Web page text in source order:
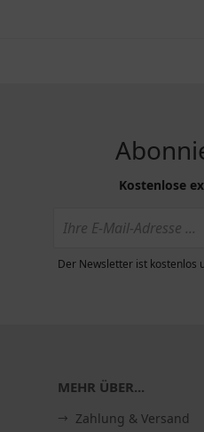
Kostenlose
Der Newsletter ist kostenlos
MEHR ÜBER...
Zahlung & Versand